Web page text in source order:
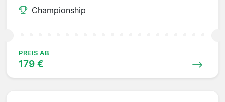
Championship
PREIS AB
179 €